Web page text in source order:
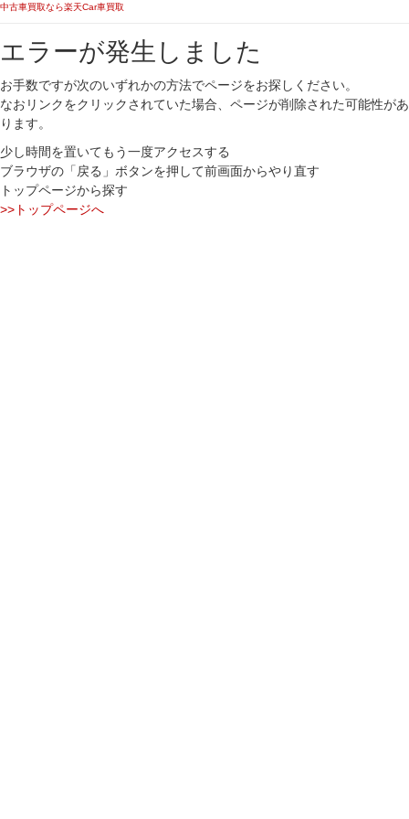
中古車買取なら楽天Car車買取
エラーが発生しました
お手数ですが次のいずれかの方法でページをお探しください。
なおリンクをクリックされていた場合、ページが削除された可能性があ
ります。
少し時間を置いてもう一度アクセスする
ブラウザの「戻る」ボタンを押して前画面からやり直す
トップページから探す
>>トップページへ